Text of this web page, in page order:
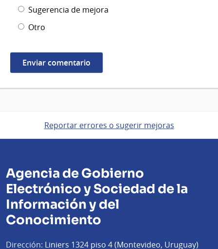
Sugerencia de mejora
Otro
Reportar errores o sugerir mejoras
Agencia de Gobierno
Electrónico y Sociedad de la
Información y del
Conocimiento
Dirección: Liniers 1324 piso 4 (Montevideo, Uruguay)